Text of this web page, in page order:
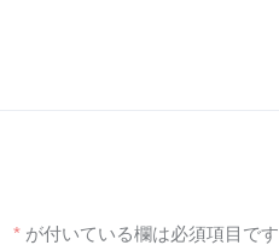
* が付いている欄は必須項目です